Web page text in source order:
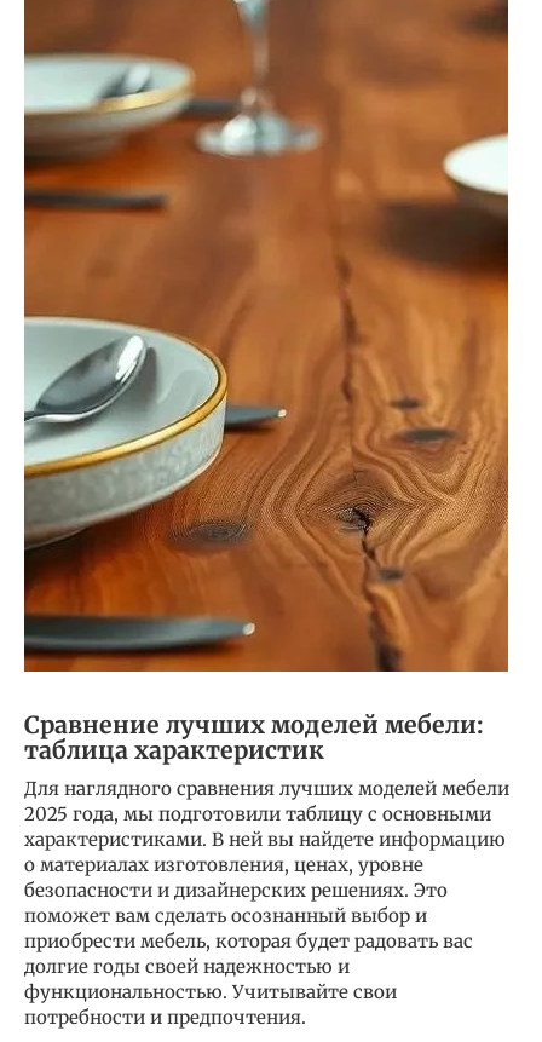
Сравнение лучших моделей мебели:
таблица характеристик
Для наглядного сравнения лучших моделей мебели
2025 года, мы подготовили таблицу с основными
характеристиками. В ней вы найдете информацию
о материалах изготовления, ценах, уровне
безопасности и дизайнерских решениях. Это
поможет вам сделать осознанный выбор и
приобрести мебель, которая будет радовать вас
долгие годы своей надежностью и
функциональностью. Учитывайте свои
потребности и предпочтения.